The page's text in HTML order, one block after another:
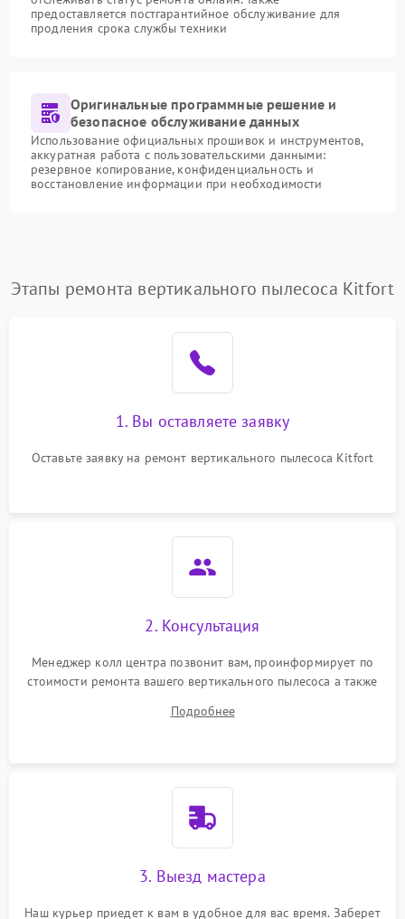
предоставляется постгарантийное обслуживание для
продления срока службы техники
Оригинальные программные решение и
безопасное обслуживание данных
Использование официальных прошивок и инструментов,
аккуратная работа с пользовательскими данными:
резервное копирование, конфиденциальность и
восстановление информации при необходимости
Этапы ремонта вертикального пылесоса Kitfort
1. Вы оставляете заявку
Оставьте заявку на ремонт вертикального пылесоса Kitfort
2. Консультация
Менеджер колл центра позвонит вам, проинформирует по
стоимости ремонта вашего вертикального пылесоса а также
Подробнее
3. Выезд мастера
Наш курьер приедет к вам в удобное для вас время. Заберет